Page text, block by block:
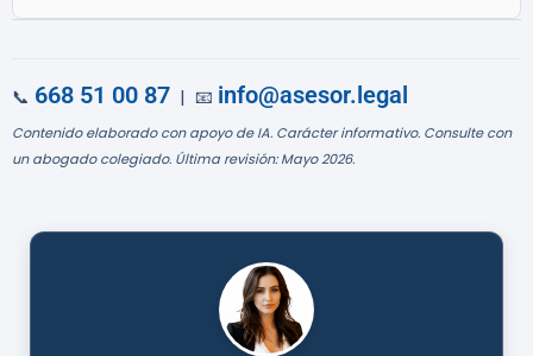
📞 668 51 00 87 | 📧 info@asesor.legal
Contenido elaborado con apoyo de IA. Carácter informativo. Consulte con
un abogado colegiado. Última revisión: Mayo 2026.